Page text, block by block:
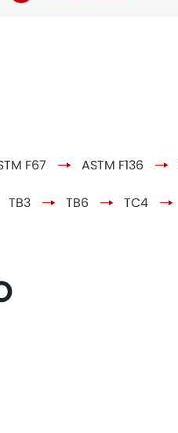
F67 ASTM F136
TB3 TB6 TC4